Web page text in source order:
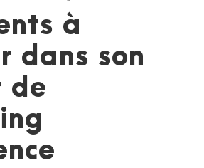
à
dans son
de